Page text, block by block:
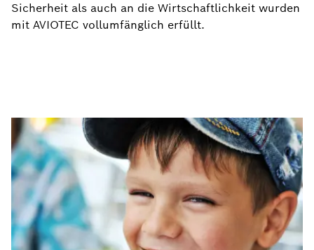
Sicherheit als auch an die Wirtschaftlichkeit wurden
mit AVIOTEC vollumfänglich erfüllt.